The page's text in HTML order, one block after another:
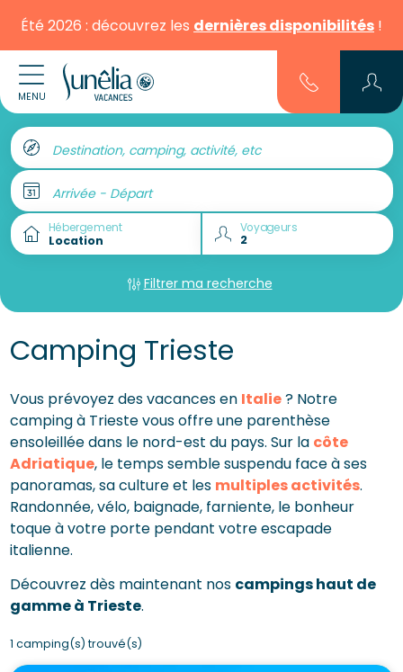
Été 2026 : découvrez les dernières disponibilités !
MENU
Destination, camping, activité, etc
Arrivée - Départ
Hébergement Voyageurs
Filtrer ma recherche
Camping Trieste
Vous prévoyez des vacances en Italie? Notre
camping à Trieste vous offre une parenthèse
ensoleillée dans le nord-est du pays. Sur la côte
Adriatique, le temps semble suspendu face à ses
panoramas, sa culture et les multiples activités.
Randonnée, vélo, baignade, farniente, le bonheur
toque à votre porte pendant votre escapade
italienne.
Découvrez dès maintenant nos campings haut de
gamme à Trieste.
1 camping(s) trouvé(s)